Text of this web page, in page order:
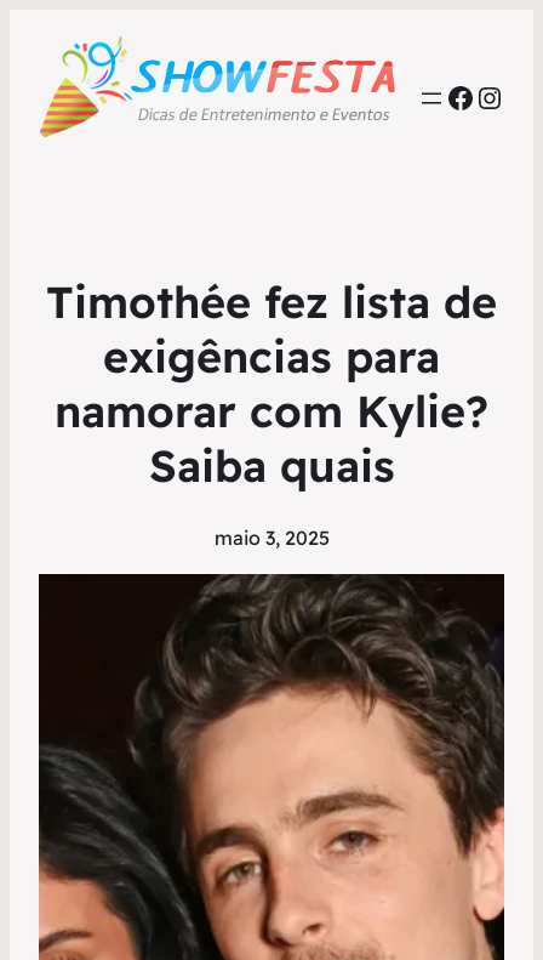
Timothée fez lista de
exigências para
namorar com Kylie?
Saiba quais
maio 3, 2025